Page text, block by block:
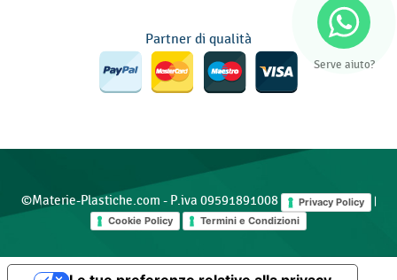
Partner di qualità
©Materie-Plastiche.com - P.iva 09591891008 Privacy Policy
Cookie Policy
Termini e Condizioni
Serve aiuto?